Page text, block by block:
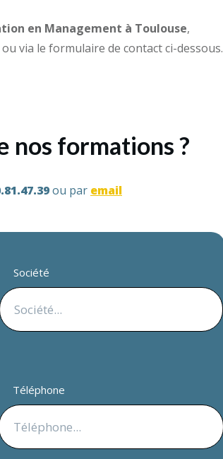
en Management à Toulouse,
via le formulaire de contact ci-dessous.
nos formations ?
ou par email
Société
Téléphone